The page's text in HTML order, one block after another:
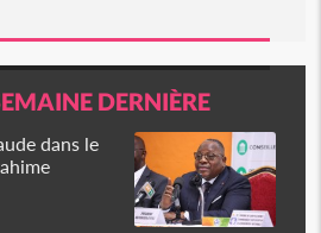
DERNIÈRE
dans le